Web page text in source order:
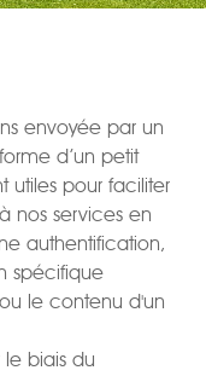
envoyée par un
d’un petit
utiles pour faciliter
nos services en
authentification,
spécifique
le contenu d'un
le biais du